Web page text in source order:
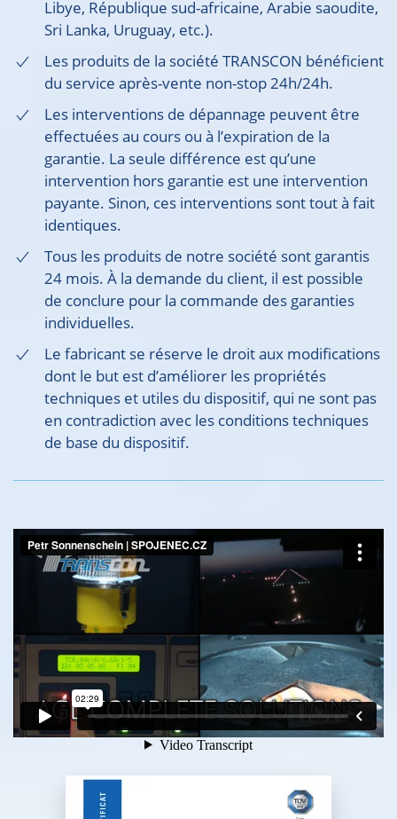
Libye, République sud-africaine, Arabie saoudite,
Sri Lanka, Uruguay, etc.).
Les produits de la société TRANSCON bénéficient
du service après-vente non-stop 24h/24h.
Les interventions de dépannage peuvent être
effectuées au cours ou à l’expiration de la
garantie. La seule différence est qu’une
intervention hors garantie est une intervention
payante. Sinon, ces interventions sont tout à fait
identiques.
Tous les produits de notre société sont garantis
24 mois. À la demande du client, il est possible
de conclure pour la commande des garanties
individuelles.
Le fabricant se réserve le droit aux modifications
dont le but est d’améliorer les propriétés
techniques et utiles du dispositif, qui ne sont pas
en contradiction avec les conditions techniques
de base du dispositif.